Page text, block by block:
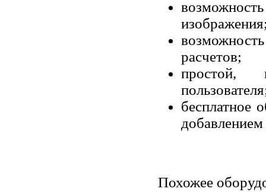
расчетов;
проcтой,
беcплатное
Похожее